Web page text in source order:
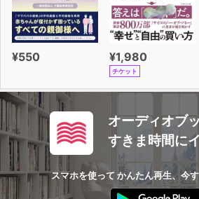
¥550 ¥1,980
チケット
オーディオブ
すきま時間に
スマホを使って かんたん再生、今